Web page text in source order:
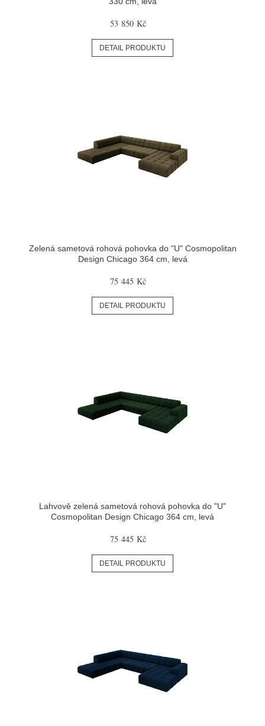
53 850 Kč
DETAIL PRODUKTU
Zelená sametová rohová pohovka do "U" Cosmopolitan
Design Chicago 364 cm, levá
75 445 Kč
DETAIL PRODUKTU
Lahvově zelená sametová rohová pohovka do "U"
Cosmopolitan Design Chicago 364 cm, levá
75 445 Kč
DETAIL PRODUKTU